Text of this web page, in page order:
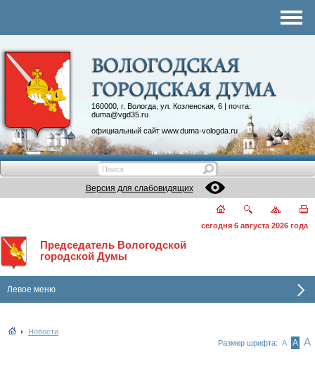
160000, г. Вологда, ул. Козленская, 6 | почта:
duma@vgd35.ru
официальный сайт www.duma-vologda.ru
Контакты
Депутатские объединения
Версия для слабовидящих
сегодня 6 августа 2026 года
Председатель Вологодской
городской Думы
Левое меню
Новости
Размер шрифта: А А А